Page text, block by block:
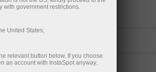
with government restrictions.
United States;
relevant button below. If you choose
an account with InstaSpot anyway.